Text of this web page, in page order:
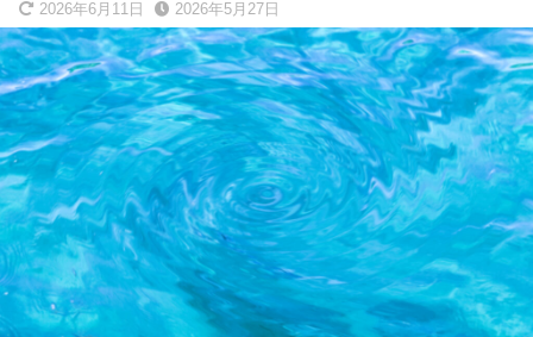
2026年6月11日 2026年5月27日